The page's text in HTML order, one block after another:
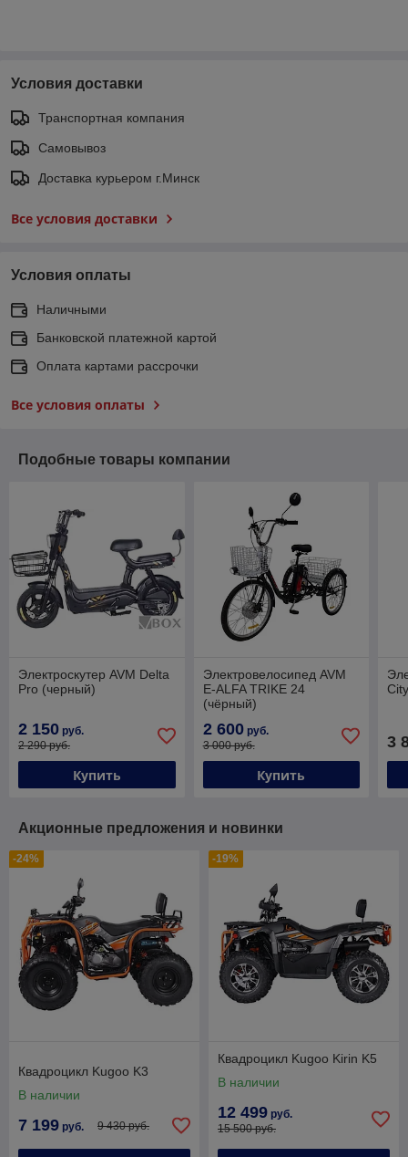
Условия доставки
Транспортная компания
Самовывоз
Доставка курьером г.Минск
Все условия доставки
Условия оплаты
Наличными
Банковской платежной картой
Оплата картами рассрочки
Все условия оплаты
Подобные товары компании
Электроскутер AVM Delta
Pro (черный)
2 150 руб.
2 290 руб.
Купить
Электровелосипед AVM
E-ALFA TRIKE 24
(чёрный)
2 600руб.
3 000 руб.
Купить
3
Акционные предложения и новинки
-24%
Квадроцикл Kugoo K3
В наличии
7 199 руб. 9 430 руб.
-19%
Квадроцикл Kugoo Kirin K5
В наличии
12 499 руб.
15 500 руб.